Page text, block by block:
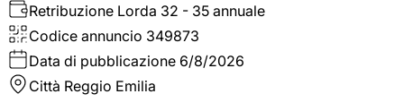
Retribuzione Lorda 32 - 35 annuale
Codice annuncio 349873
Data di pubblicazione 6/8/2026
Città Reggio Emilia